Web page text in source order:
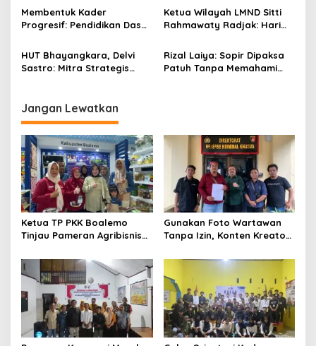
s
Cerdas
Membentuk Kader
Progresif: Pendidikan Dasar
Ideologis
Ketua Wilayah LMND Sitti
Rahmawaty Radjak: Hari
Momentum Kembalinya
Polri ke Jalan Rakyat
HUT Bhayangkara, Delvi
Sastro: Mitra Strategis
Rizal Laiya: Sopir Dipaksa
Patuh Tanpa Memahami
Jangan Lewatkan
Ketua TP PKK Boalemo
Tinjau Pameran Agribisnis
Gunakan Foto Wartawan
Tanpa Izin, Konten Kreator
Gorontalo